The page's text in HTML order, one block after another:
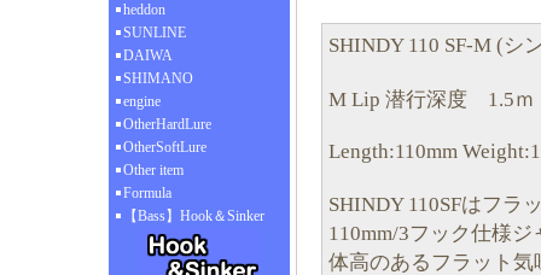
heddon
SUNLINE
DAIWA
SHIMANO
engine
OtherHardLure
OtherSoftLure
Other item
Formula
【Bass】Hook＆Sinker
SHINDY 110 SF-M (シ
M Lip 潜行深度 1.5ｍ
Length:110mm
SHINDY 110SFはフラ
110mm/3フック仕様
体高のあるフラット